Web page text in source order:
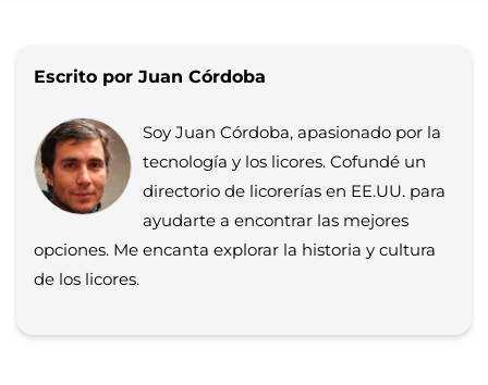
Escrito por Juan Córdoba
Soy Juan Córdoba, apasionado por la
tecnología y los licores. Cofundé un
directorio de licorerías en EE.UU. para
ayudarte a encontrar las mejores
opciones. Me encanta explorar la historia y cultura
de los licores.